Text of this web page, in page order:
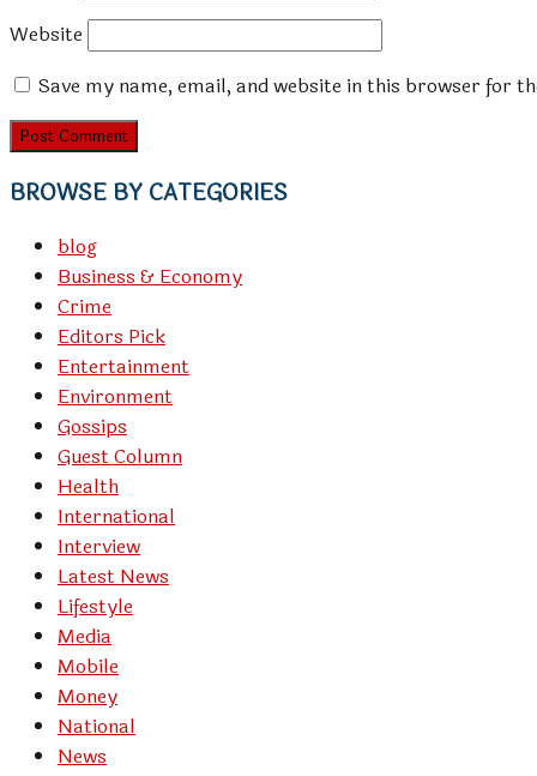
Website
Save my name, email, and website in this browser for
BROWSE BY CATEGORIES
blog
Business & Economy
Crime
Editors Pick
Entertainment
Environment
Gossips
Guest Column
Health
International
Interview
Latest News
Lifestyle
Media
Mobile
Money
National
News